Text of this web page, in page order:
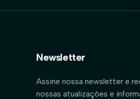
Newsletter
Assine nossa newsletter e
nossas atualizações e